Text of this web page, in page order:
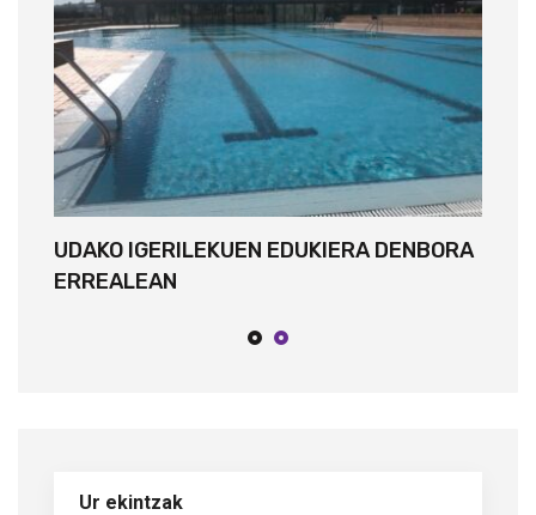
UDAKO IGERILEKUEN EDUKIERA DENBORA
ERREALEAN
Ur ekintzak